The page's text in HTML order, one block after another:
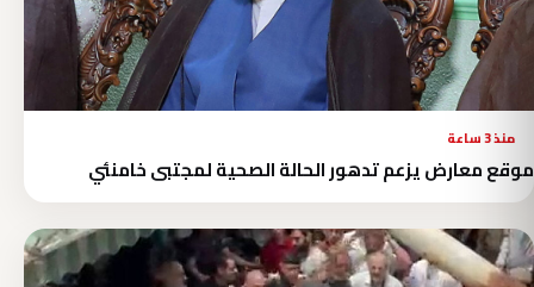
منذ 3 ساعة
موقع معارض يزعم تدهور الحالة الصحية لمجتبى خامنئي